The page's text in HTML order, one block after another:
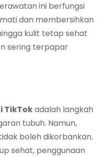
ini berfungsi
dan membersihkan
kulit tetap sehat
sering terpapar
TikTokadalah langkah
tubuh. Namun,
boleh dikorbankan.
sehat, penggunaan